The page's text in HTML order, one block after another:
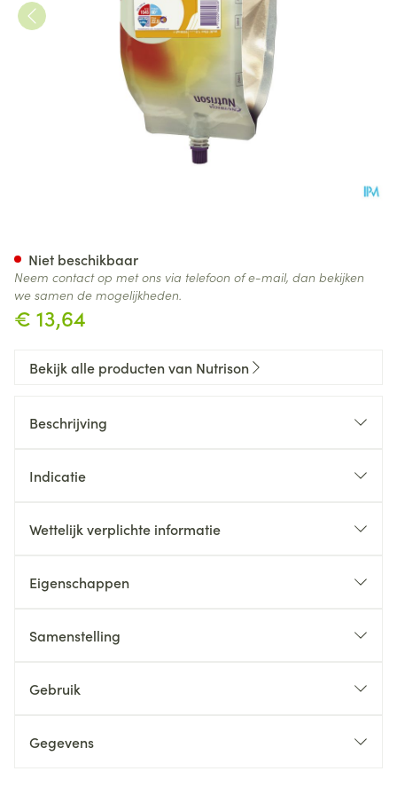
€ 13,64
Niet beschikbaar
Neem contact op met ons via telefoon of e-mail, dan bekijken
we samen de mogelijkheden.
Bekijk alle producten van Nutrison
Beschrijving
Indicatie
Wettelijk verplichte informatie
Eigenschappen
Samenstelling
Gebruik
Gegevens